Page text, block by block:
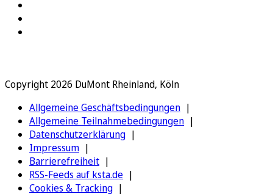
Copyright 2026 DuMont Rheinland, Köln
Allgemeine Geschäftsbedingungen
Allgemeine Teilnahmebedingungen
Datenschutzerklärung
Impressum
Barrierefreiheit
RSS-Feeds auf ksta.de
Cookies & Tracking